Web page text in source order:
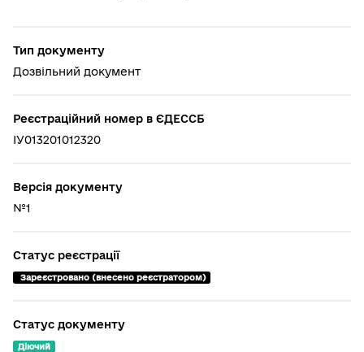
Тип документу
Дозвільний документ
Реєстраційний номер в ЄДЕССБ
ІУ013201012320
Версія документу
№1
Статус реєстрації
Зареєстровано (внесено реєстратором)
Статус документу
Діючий